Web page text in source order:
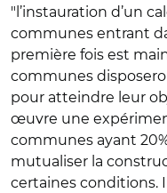
"l’instauration d’un
communes entrant
première fois est
communes
pour atteindre leur
œuvre une
communes ayant
mutualiser la
certaines conditions.